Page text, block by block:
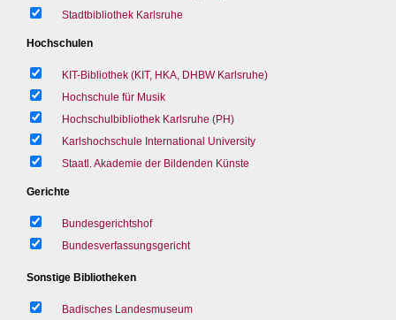
Stadtbibliothek Karlsruhe
Hochschulen
KIT-Bibliothek (KIT, HKA, DHBW Karlsruhe)
Hochschule für Musik
Hochschulbibliothek Karlsruhe (PH)
Karlshochschule International University
Staatl. Akademie der Bildenden Künste
Gerichte
Bundesgerichtshof
Bundesverfassungsgericht
Sonstige Bibliotheken
Badisches Landesmuseum